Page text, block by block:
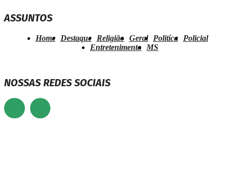
ASSUNTOS
Home Destaque Religião Geral Politíca
Policial
Entretenimento
MS
NOSSAS REDES SOCIAIS